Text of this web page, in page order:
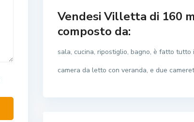
Vendesi Villetta di 160
composto da:
sala, cucina, ripostiglio, bagno, è fatto
camera da letto con veranda, e due